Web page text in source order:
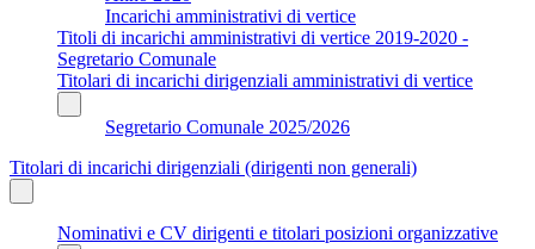
Incarichi amministrativi di vertice
Titoli di incarichi amministrativi di vertice 2019-2020 -
Segretario Comunale
Titolari di incarichi dirigenziali amministrativi di vertice
Segretario Comunale 2025/2026
Titolari di incarichi dirigenziali (dirigenti non generali)
Nominativi e CV dirigenti e titolari posizioni organizzative